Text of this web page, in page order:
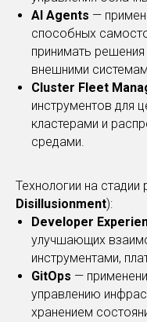
AI Agents —
способных
принимать
внешними
Cluster Fleet
инструментов для
кластерами и
средами.
Технологии на стадии
Disillusionment):
Developer
улучшающих
инструментами,
GitOps —
управлению
хранением